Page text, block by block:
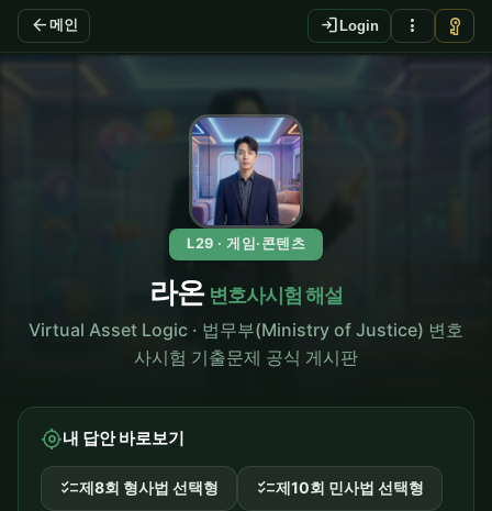
arrow_back 메인 login Login more_vert vpn_key
L29 · 게임·콘텐츠
라온 변호사시험 해설
Virtual Asset Logic · 법무부(Ministry of Justice) 변호
사시험 기출문제 공식 게시판
my_location내 답안 바로보기
checklist제8회 형사법 선택형 checklist제10회 민사법 선택형